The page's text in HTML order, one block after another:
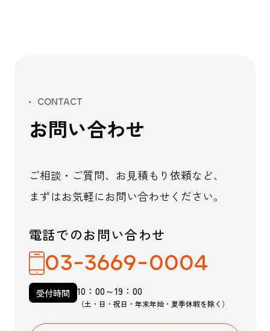
CONTACT
お問い合わせ
ご相談・ご質問、お見積もり依頼など、
まずはお気軽にお問い合わせください。
電話でのお問い合わせ
03-3669-0004
受付時間 10：00～19：00
（土・日・祝日・年末年始・夏季休暇を除く）